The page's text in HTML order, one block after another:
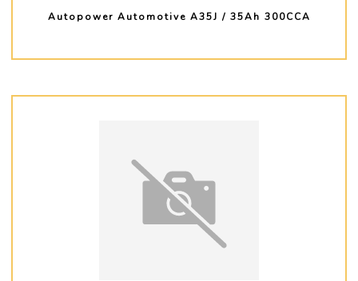
Autopower Automotive A35J / 35Ah 300CCA